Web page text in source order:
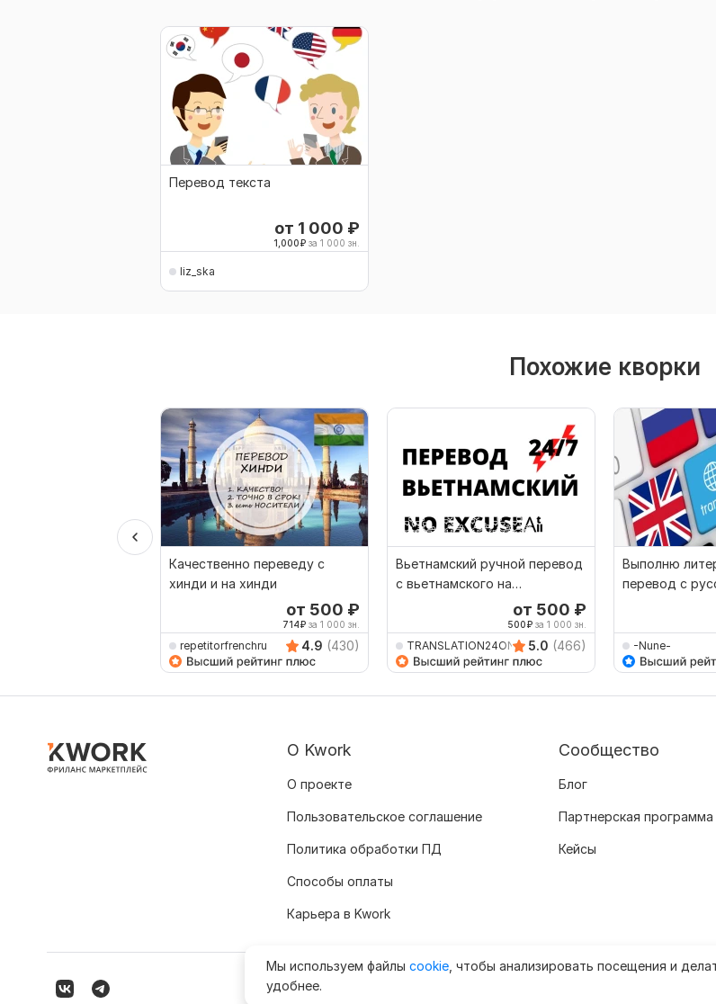
Перевод текста
от 1 000 ₽
1,000₽ за 1 000 зн.
liz_ska
Похожие кворки
Качественно переведу с
хинди и на хинди
от 500 ₽
714₽ за 1 000 зн.
repetitorfrenchru 4.9 (430)
Вьетнамский ручной перевод
с вьетнамского на
от 500 ₽
500₽ за 1 000 зн.
TRANSLATION24ON7 5.0 (466)
Выполню
перевод с
-Nune-
Мы используем файлы cookie , чтобы анализировать посещения и
удобнее.
О Kwork
О проекте
Пользовательское соглашение
Политика обработки ПД
Способы оплаты
Карьера в Kwork
Сообщество
Блог
Партнерская программа
Кейсы